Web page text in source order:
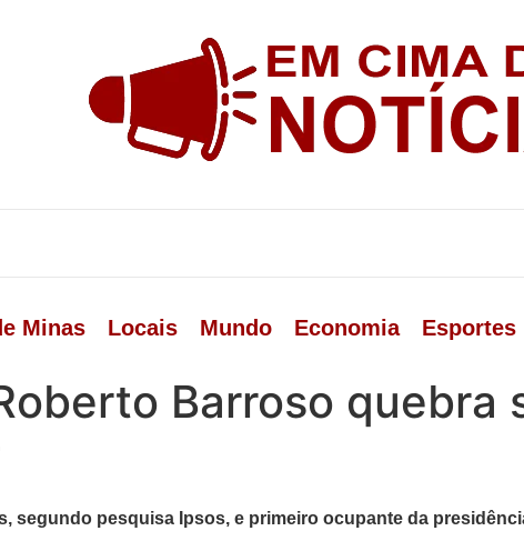
Minas Locais Mundo Economia Esportes
Barroso quebra
segundo pesquisa Ipsos, e primeiro ocupante da